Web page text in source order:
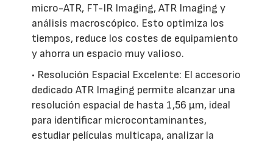
micro-ATR, FT-IR Imaging, ATR Imaging y
análisis macroscópico. Esto optimiza los
tiempos, reduce los costes de equipamiento
y ahorra un espacio muy valioso.
• Resolución Espacial Excelente: El accesorio
dedicado ATR Imaging permite alcanzar una
resolución espacial de hasta 1,56 µm, ideal
para identificar microcontaminantes,
estudiar películas multicapa, analizar la